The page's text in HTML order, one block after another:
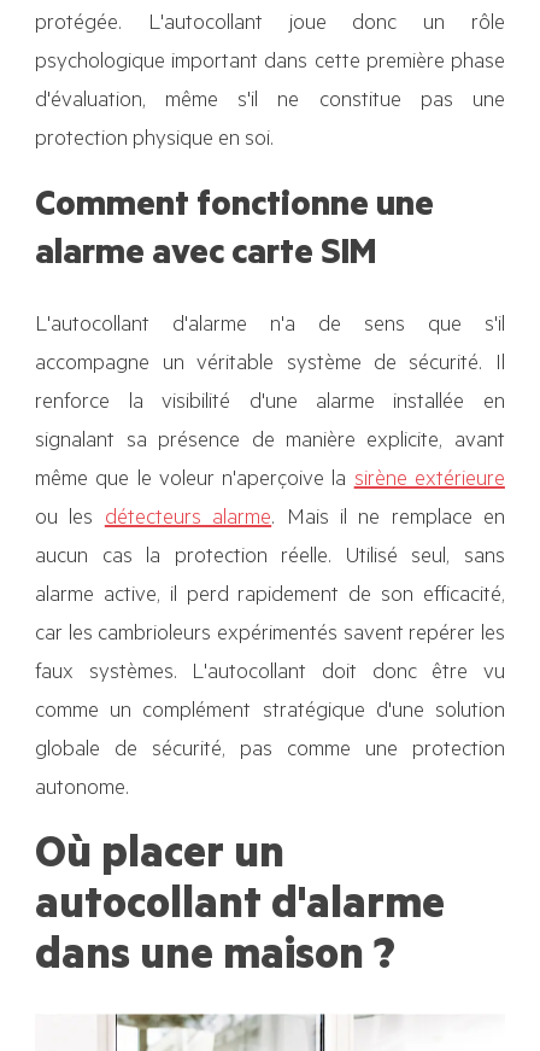
protégée. L'autocollant joue donc un rôle
psychologique important dans cette première phase
d'évaluation, même s'il ne constitue pas une
protection physique en soi.
Comment fonctionne une
alarme avec carte SIM
L'autocollant d'alarme n'a de sens que s'il
accompagne un véritable système de sécurité. Il
renforce la visibilité d'une alarme installée en
signalant sa présence de manière explicite, avant
même que le voleur n'aperçoive lasirène extérieure
ou lesdétecteurs alarme. Mais il ne remplace en
aucun cas la protection réelle. Utilisé seul, sans
alarme active, il perd rapidement de son efficacité,
car les cambrioleurs expérimentés savent repérer les
faux systèmes. L'autocollant doit donc être vu
comme un complément stratégique d'une solution
globale de sécurité, pas comme une protection
autonome.
Où placer un
autocollant d'alarme
dans une maison ?